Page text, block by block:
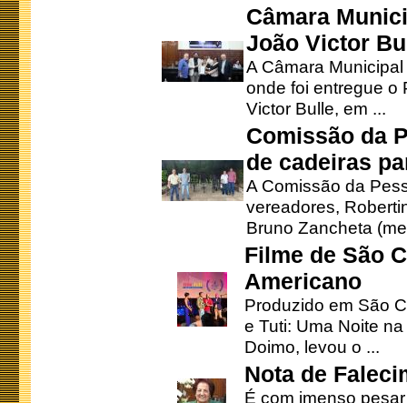
Câmara
João Victor
A Câmara
onde foi entregue o
Victor Bulle, em ...
Comissão da
de cadeiras
A Comissão da
vereadores,
Bruno Zancheta
Filme de São
Americano
Produzido em São
e Tuti: Uma Noite
Doimo, levou o ...
Nota de
É com imenso